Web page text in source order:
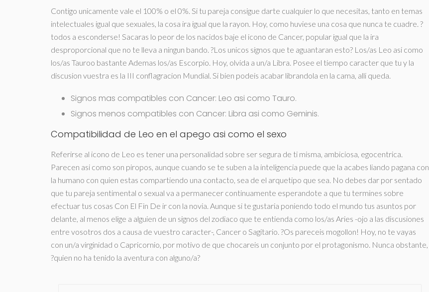
Contigo unicamente vale el 100% o el 0%. Si tu pareja consigue darte cualquier lo que necesitas, tanto en temas
intelectuales igual que sexuales, la cosa ira igual que la rayon. Hoy, como huviese una cosa que nunca te cuadre. ?
todos a esconderse! Sacaras lo peor de los nacidos baje el icono de Cancer, popular igual que la ira
desproporcional que no te lleva a ningun bando. ?Los unicos signos que te aguantaran esto? Los/as Leo asi­ como
los/as Tauroo bastante Ademas los/as Escorpio. Hoy, olvida a un/a Libra. Posee el tiempo caracter que tu y la
discusion vuestra es la III conflagracion Mundial. Si bien podeis acabar librandola en la cama, alli queda.
Signos mas compatibles con Cancer: Leo asi­ como Tauro.
Signos menos compatibles con Cancer: Libra asi­ como Geminis.
Compatibilidad de Leo en el apego asi­ como el sexo
Referirse al icono de Leo es tener una personalidad sobre ser segura de ti misma, ambiciosa, egocentrica.
Parecen asi­ como son piropos, aunque cuando se te suben a la inteligencia puede que la acabes liando pagana con
la humano con quien estas compartiendo una contacto, sea de el arquetipo que sea. No debes dar por sentado
que tu pareja sentimental o sexual va a permanecer continuamente esperandote a que tu termines sobre
efectuar tus cosas Con El Fin De ir con la novia. Aunque si te gustaria poniendo todo el mundo tus asuntos por
delante, al menos elige a alguien de un signos del zodiaco que te entienda como los/as Aries -ojo a las discusiones
entre vosotros dos a causa de vuestro caracter-, Cancer o Sagitario. ?Os pareceis mogollon! Hoy, no te vayas
con un/a virginidad o Capricornio, por motivo de que chocareis un conjunto por el protagonismo. Nunca obstante,
?quien no ha tenido la aventura con alguno/a?